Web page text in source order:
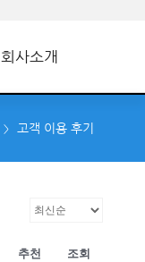
회사소개
고객 이용 후기
추천 조회